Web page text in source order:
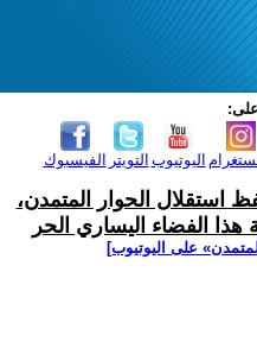
على:
الفيسبوك التويتر اليوتيوب
استقلال الحوار المتمدن،
الفضاء اليساري الحر
على اليوتيوب]